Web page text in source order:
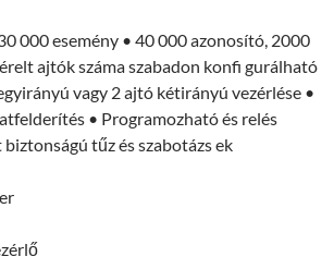
000 esemény • 40 000 azonosító, 2000
ajtók száma szabadon konfi gurálható
vagy 2 ajtó kétirányú vezérlése •
• Programozható és relés
tűz és szabotázs ek